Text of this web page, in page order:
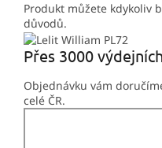
Produkt můžete kdykoliv
důvodů.
Přes 3000
Objednávku vám
celé ČR.